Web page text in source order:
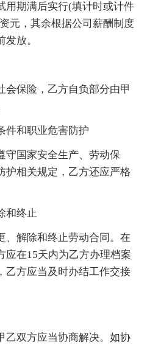
用期满后实行(填计时或计件
元，其余根据公司薪酬制度
放。
会保险，乙方自负部分由甲
件和职业危害防护
守国家安全生产、劳动保
护相关规定，乙方还应严格
和终止
、解除和终止劳动合同。在
应在15天内为乙方办理档案
乙方应当及时办结工作交接
乙双方应当协商解决。如协